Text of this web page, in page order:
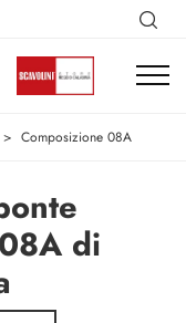
> Composizione 08A
di